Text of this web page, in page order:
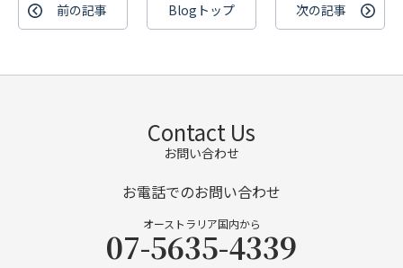
前の記事 Blogトップ 次の記事
Contact Us
お問い合わせ
お電話でのお問い合わせ
オーストラリア国内から
07-5635-4339